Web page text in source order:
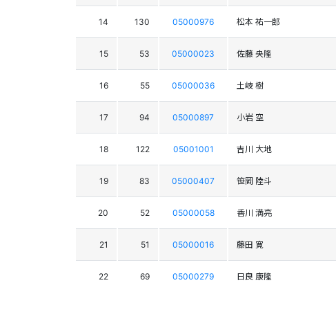
14 130 05000976 松本 祐一郎
15 53 05000023 佐藤 央隆
16 55 05000036 土岐 樹
17 94 05000897 小岩 空
18 122 05001001 吉川 大地
19 83 05000407 笹岡 陸斗
20 52 05000058 香川 満亮
21 51 05000016 藤田 寛
22 69 05000279 日良 康隆